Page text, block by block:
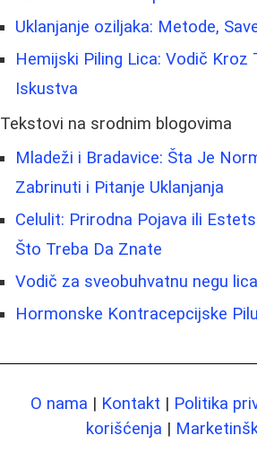
Uklanjanje oziljaka: Metode,
Hemijski Piling Lica: Vodič Kroz
Iskustva
Tekstovi na srodnim blogovima
Mladeži i Bradavice: Šta Je
Zabrinuti i Pitanje Uklanjanja
Celulit: Prirodna Pojava ili
Što Treba Da Znate
Vodič za sveobuhvatnu negu
Hormonske Kontracepcijske
O nama | Kontakt | Politika
korišćenja |